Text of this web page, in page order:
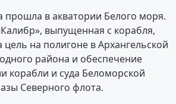
прошла в акватории Белого моря.
выпущенная с корабля,
на полигоне в Архангельской
района и обеспечение
корабли и суда Беломорской
Северного флота.